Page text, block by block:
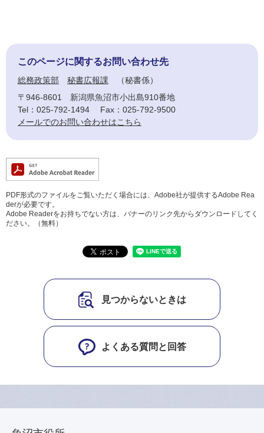
このページに関するお問い合わせ先
総務政策部 秘書広報課
秘書係
〒946-8601
新潟県魚沼市小出島910番地
Tel：025-792-1494
Fax：025-792-9500
メールでのお問い合わせはこちら
PDF形式のファイルをご覧いただく場合には、Adobe社が提供するAdobe Rea
derが必要です。
Adobe Readerをお持ちでない方は、バナーのリンク先からダウンロードしてく
ださい。（無料）
見つからないときは
よくある質問と回答